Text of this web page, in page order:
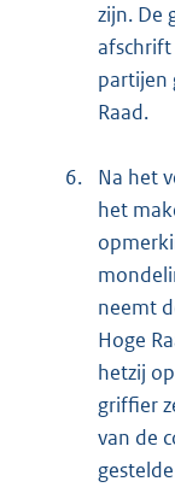
zijn. De
afschrift
partijen
Raad.
6.
Na het
het
neemt
Hoge
hetzij
griffier
van de